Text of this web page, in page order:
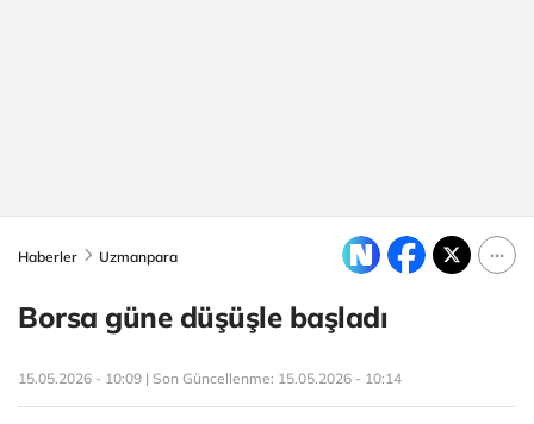
Haberler Uzmanpara
Borsa güne düşüşle başladı
15.05.2026 - 10:09 | Son Güncellenme: 15.05.2026 - 10:14